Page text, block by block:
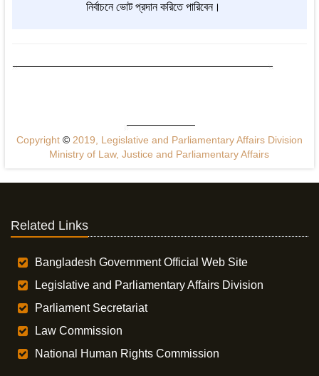
নির্বাচনে ভোট প্রদান করিতে পারিবেন।
Copyright ©2019, Legislative and Parliamentary Affairs Division
Ministry of Law, Justice and Parliamentary Affairs
Related Links
Bangladesh Government Official Web Site
Legislative and Parliamentary Affairs Division
Parliament Secretariat
Law Commission
National Human Rights Commission